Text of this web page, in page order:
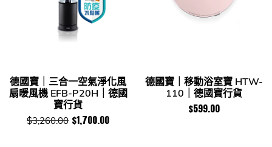
德國寶｜三合一空氣淨化風
扇暖風機 EFB-P20H｜德國
寶行貨
$3,260.00 $1,700.00
德國寶｜移動浴室寶 HTW-
110｜德國寶行貨
$599.00